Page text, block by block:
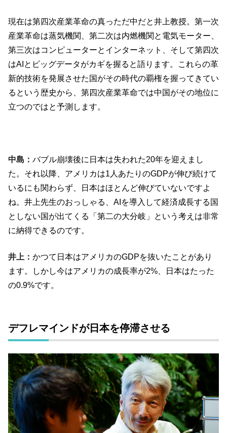
現在は第四次産業革命の真っただ中だと井上教授。第一次
産業革命は蒸気機関、第二次は内燃機関と電気モーター、
第三次はコンピューターとインターネット、そして第四次
はAIとビッグデータがカギを握ると語ります。これらの革
新的技術を発展させた国がその時代の覇権を握ってきてい
るという歴史から、第四次産業革命では中国がその地位に
立つのではと予測します。
中島： バブル崩壊後に日本は失われた20年を迎えまし
た。それ以降、アメリカは1人あたりのGDPが伸び続けて
いるにも関わらず、日本はほとんど伸びていないですよ
ね。井上先生のおっしゃる、AIを導入して経済成長する国
としない国が出てくる「第二の大分岐」という考えは非常
に納得できるのです。
井上： かつて日本はアメリカのGDPを抜いたことがあり
ます。しかし今はアメリカの成長率が2%、日本はたった
の0.9%です。
デフレマインドが日本を停滞させる